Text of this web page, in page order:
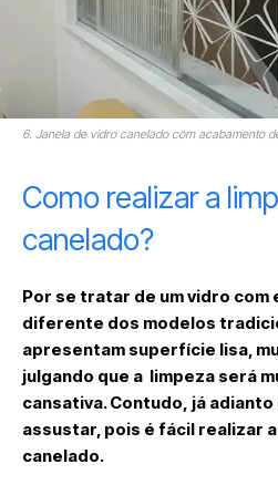
6. Janela de vidro canelado com acabamento
Como realizar a
canelado?
Por se tratar de um vidro
diferente dos modelos
apresentam superfície lisa,
julgando que a limpeza será
cansativa. Contudo, já
assustar, pois é fácil realizar
canelado.